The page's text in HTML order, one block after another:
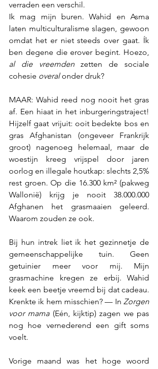
verraden een verschil.
Ik mag mijn buren. Wahid en Asma
laten multiculturalisme slagen, gewoon
omdat het er niet steeds over gaat. Ík
al die vreemden zetten de sociale
cohesie overal onder druk?
MAAR: Wahid reed nog nooit het gras
af. Een hiaat in het inburgeringstraject!
Hijzelf gaat vrijuit: ooit bedekte bos en
gras Afghanistan (ongeveer Frankrijk
groot) nagenoeg helemaal, maar de
woestijn kreeg vrijspel door jaren
oorlog en illegale houtkap: slechts 2,5%
rest groen. Op die 16.300 km² (pakweg
Wallonië) krijg je nooit 38.000.000
Afghanen het grasmaaien geleerd.
Waarom zouden ze ook.
Bij hun intrek liet ik het gezinnetje de
gemeenschappelijke tuin. Geen
getuinier meer voor mij. Mijn
grasmachine kregen ze erbij. Wahid
keek een beetje vreemd bij dat cadeau.
Krenkte ik hem misschien? — In Zorgen
voor mama (Eén, kijktip) zagen we pas
nog hoe vernederend een gift soms
voelt.
Vorige maand was het hoge woord